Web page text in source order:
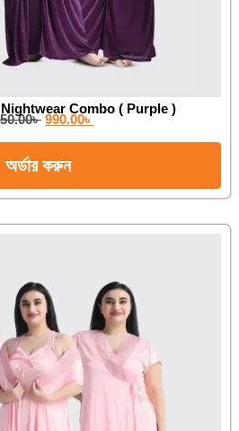
Combo ( Purple )
৳ 990.00৳
অর্ডার করুন